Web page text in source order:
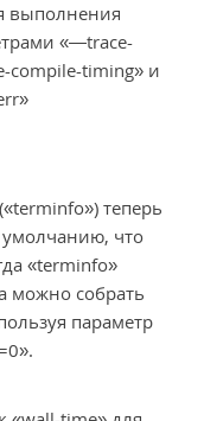
выполнения
«—trace-
compile-timing» и
теперь
умолчанию, что
«terminfo»
можно собрать
параметр